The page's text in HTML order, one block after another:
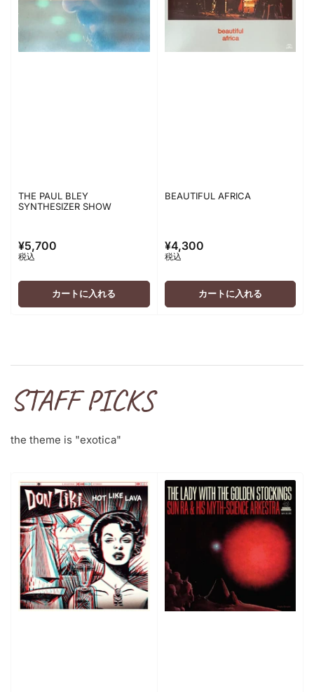
THE PAUL BLEY
SYNTHESIZER SHOW
通
常
価
¥5,700
税込
カートに入れる
BEAUTIFUL AFRICA
通
常
価
¥4,300
税込
カートに入れる
STAFF PICKS
the theme is "exotica"